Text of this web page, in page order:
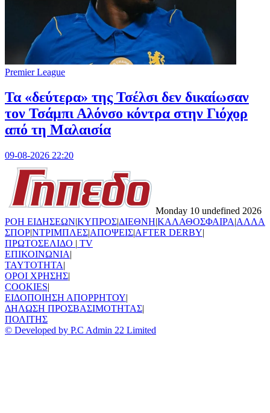
Premier League
Τα «δεύτερα» της Τσέλσι δεν δικαίωσαν
τον Τσάμπι Αλόνσο κόντρα στην Γιόχορ
από τη Μαλαισία
09-08-2026 22:20
Monday 10 undefined 2026
ΡΟΗ ΕΙΔΗΣΕΩΝ|ΚΥΠΡΟΣ|ΔΙΕΘΝΗ|ΚΑΛΑΘΟΣΦΑΙΡΑ|ΑΛΛΑ
ΣΠΟΡ|ΝΤΡΙΜΠΛΕΣ|ΑΠΟΨΕΙΣ|AFTER DERBY|
ΠΡΩΤΟΣΕΛΙΔΟ | TV
ΕΠΙΚΟΙΝΩΝΙΑ|
TAYTOTHTA|
ΟΡΟΙ ΧΡΗΣΗΣ|
COOKIES|
ΕΙΔΟΠΟΙΗΣΗ ΑΠΟΡΡΗΤΟΥ|
ΔΗΛΩΣΗ ΠΡΟΣΒΑΣΙΜΟΤΗΤΑΣ|
ΠΟΛΙΤΗΣ
© Developed by P.C Admin 22 Limited